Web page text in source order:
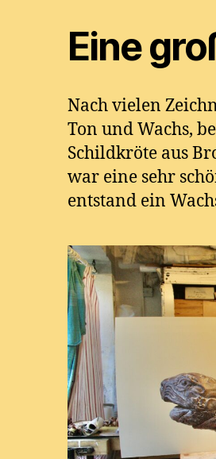
Eine
Nach vielen
Ton und Wachs,
Schildkröte aus
war eine sehr
entstand ein